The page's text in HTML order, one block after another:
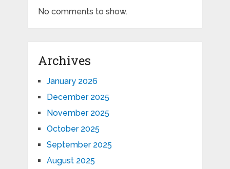
No comments to show.
Archives
January 2026
December 2025
November 2025
October 2025
September 2025
August 2025